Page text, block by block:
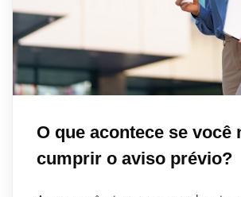
O que acontece se você
cumprir o aviso prévio?